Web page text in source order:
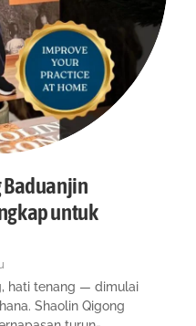
Baduanjin
untuk
hati tenang — dimulai
Shaolin Qigong